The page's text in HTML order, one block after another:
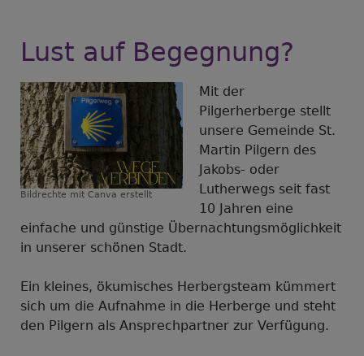
Lust auf Begegnung?
Bildrechte mit Canva erstellt
Mit der
Pilgerherberge stellt
unsere Gemeinde St.
Martin Pilgern des
Jakobs- oder
Lutherwegs seit fast
10 Jahren eine
einfache und günstige Übernachtungsmöglichkeit
in unserer schönen Stadt.
Ein kleines, ökumisches Herbergsteam kümmert
sich um die Aufnahme in die Herberge und steht
den Pilgern als Ansprechpartner zur Verfügung.